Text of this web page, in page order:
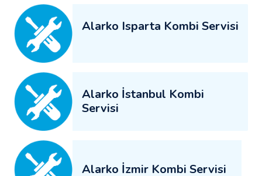
Alarko Isparta Kombi Servisi
Alarko İstanbul Kombi
Servisi
Alarko İzmir Kombi Servisi